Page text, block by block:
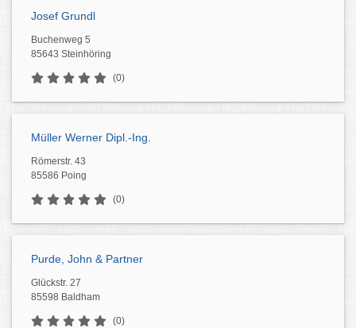
Josef Grundl
Buchenweg 5
85643 Steinhöring
(0)
Müller Werner Dipl.-Ing.
Römerstr. 43
85586 Poing
(0)
Purde, John & Partner
Glückstr. 27
85598 Baldham
(0)